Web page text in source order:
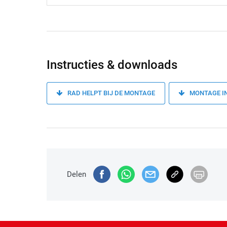
Instructies & downloads
RAD HELPT BIJ DE MONTAGE MONTAGE
Delen